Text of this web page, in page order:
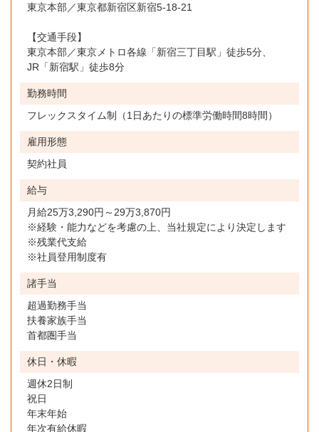
東京本部／東京都新宿区新宿5-18-21
【交通手段】
東京本部／東京メトロ各線「新宿三丁目駅」徒歩5分、
JR「新宿駅」徒歩8分
勤務時間
フレックスタイム制（1日あたりの標準労働時間8時間）
雇用形態
契約社員
給与
月給25万3,290円～29万3,870円
※経験・能力などを考慮の上、当社規定により決定します
※残業代支給
※社員登用制度有
諸手当
超過勤務手当
扶養家族手当
首都圏手当
休日・休暇
週休2日制
祝日
年末年始
年次有給休暇